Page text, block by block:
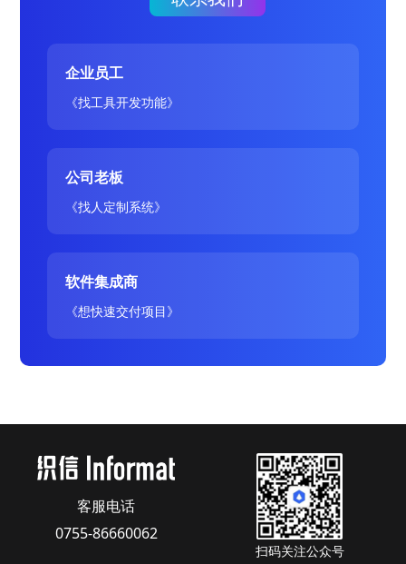
企业员工
《找工具开发功能》
公司老板
《找人定制系统》
软件集成商
《想快速交付项目》
客服电话
0755-86660062
扫码关注公众号